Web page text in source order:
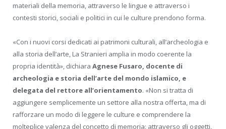
materiali della memoria, attraverso le lingue e attraverso i
contesti storici, sociali e politici in cui le culture prendono forma.
«Con i nuovi corsi dedicati ai patrimoni culturali, all’archeologia e
alla storia dell’arte, La Stranieri amplia in modo coerente la
propria identità», dichiara Agnese Fusaro, docente di
archeologia e storia dell’arte del mondo islamico, e
delegata del rettore all’orientamento. «Non si tratta di
aggiungere semplicemente un settore alla nostra offerta, ma di
rafforzare un modo di leggere le culture e comprendere la
molteplice valenza del concetto di memoria: attraverso gli oggetti,